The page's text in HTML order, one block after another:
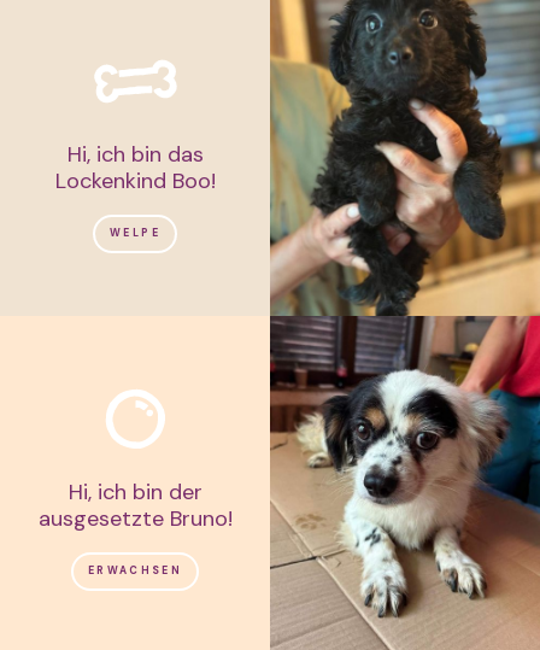
Hi, ich bin das
Lockenkind Boo!
WELPE
Hi, ich bin der
ausgesetzte Bruno!
ERWACHSEN